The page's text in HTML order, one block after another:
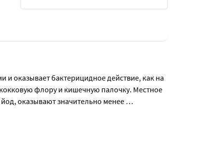
и оказывает бактерицидное действие, как на
флору и кишечную палочку. Местное
оказывают значительно менее
Йодинол малотоксичен. Показания: